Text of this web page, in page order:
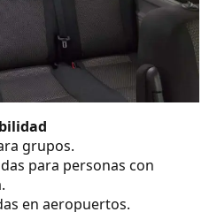
grupos.
para personas con
en aeropuertos.